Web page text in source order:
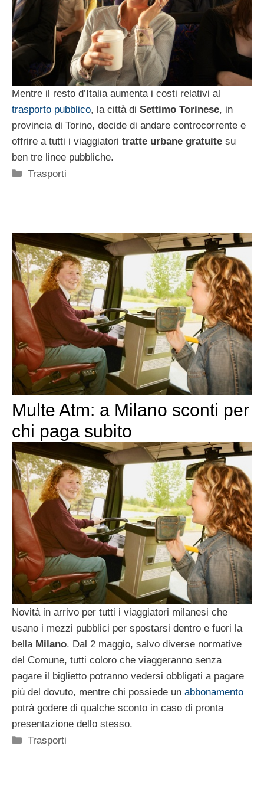
Mentre il resto d’Italia aumenta i costi relativi al
trasporto pubblico, la città di Settimo Torinese, in
provincia di Torino, decide di andare controcorrente e
offrire a tutti i viaggiatori tratte urbane gratuite su
ben tre linee pubbliche.
Categorie
Trasporti
Multe Atm: a Milano sconti per
chi paga subito
Novità in arrivo per tutti i viaggiatori milanesi che
usano i mezzi pubblici per spostarsi dentro e fuori la
bella Milano. Dal 2 maggio, salvo diverse normative
del Comune, tutti coloro che viaggeranno senza
pagare il biglietto potranno vedersi obbligati a pagare
più del dovuto, mentre chi possiede un abbonamento
potrà godere di qualche sconto in caso di pronta
presentazione dello stesso.
Categorie
Trasporti